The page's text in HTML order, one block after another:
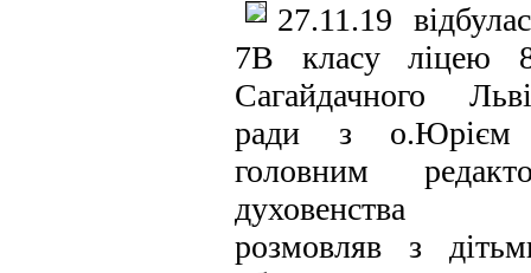
27.11.19
7В класу ліцею
Сагайдачного
ради з о.Юрієм
головним
духовенства
розмовляв з